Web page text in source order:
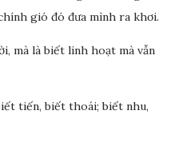
gió đó đưa mình ra khơi.
mà là biết linh hoạt mà vẫn
tiến, biết thoái; biết nhu,